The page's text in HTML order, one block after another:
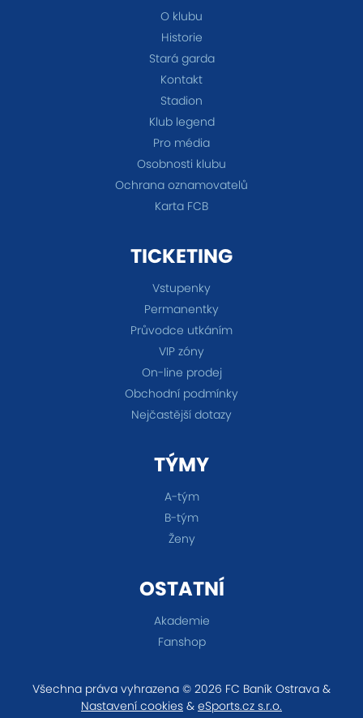
O klubu
Historie
Stará garda
Kontakt
Stadion
Klub legend
Pro média
Osobnosti klubu
Ochrana oznamovatelů
Karta FCB
TICKETING
Vstupenky
Permanentky
Průvodce utkáním
VIP zóny
On-line prodej
Obchodní podmínky
Nejčastější dotazy
TÝMY
A-tým
B-tým
Ženy
OSTATNÍ
Akademie
Fanshop
Všechna práva vyhrazena © 2026 FC Baník Ostrava &
Nastavení cookies & eSports.cz s.r.o.